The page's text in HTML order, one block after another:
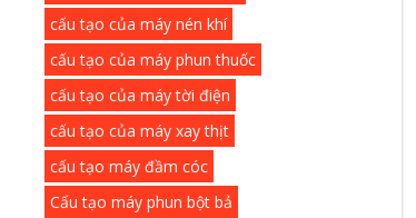
cấu tạo của máy nén khí
cấu tạo của máy phun thuốc
cấu tạo của máy tời điện
cấu tạo của máy xay thịt
cấu tạo máy đầm cóc
Cấu tạo máy phun bột bả